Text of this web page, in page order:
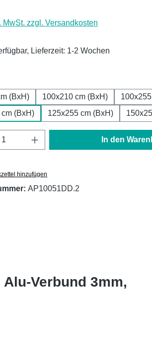
MwSt. zzgl. Versandkosten
Lieferzeit: 1-2 Wochen
(BxH) 100x210 cm (BxH)
(BxH)
125x255 cm (BxH)
Anzahl: Gib den In den
hinzufügen
AP10051DD.2
Verbund 3mm,